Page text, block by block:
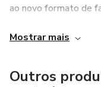
ao novo formato de
dinâmico, ágil,
mudanças
Mostrar mais
Outros